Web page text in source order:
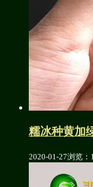
糯冰种黄加
2020-01-27浏览：